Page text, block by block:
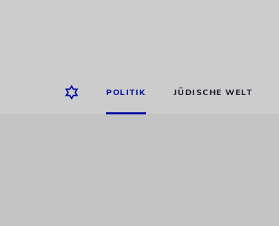
POLITIK JÜDISCHE WELT